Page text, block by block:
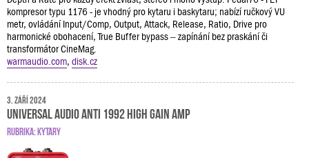
kompresor typu 1176 - je vhodný pro kytaru i baskytaru; nabízí ručkový VU
metr, ovládání Input/Comp, Output, Attack, Release, Ratio, Drive pro
harmonické obohacení, True Buffer bypass – zapínání bez praskání či
transformátor CineMag.
warmaudio.com, disk.cz
3. září 2024
Universal Audio ANTI 1992 High Gain Amp
RUBRIKA:KYTARY